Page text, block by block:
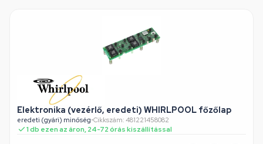
Elektronika (vezérlő, eredeti) WHIRLPOOL főzőlap
eredeti (gyári) minőség•Cikkszám: 481221458082
1 db ezen az áron, 24-72 órás kiszállítással